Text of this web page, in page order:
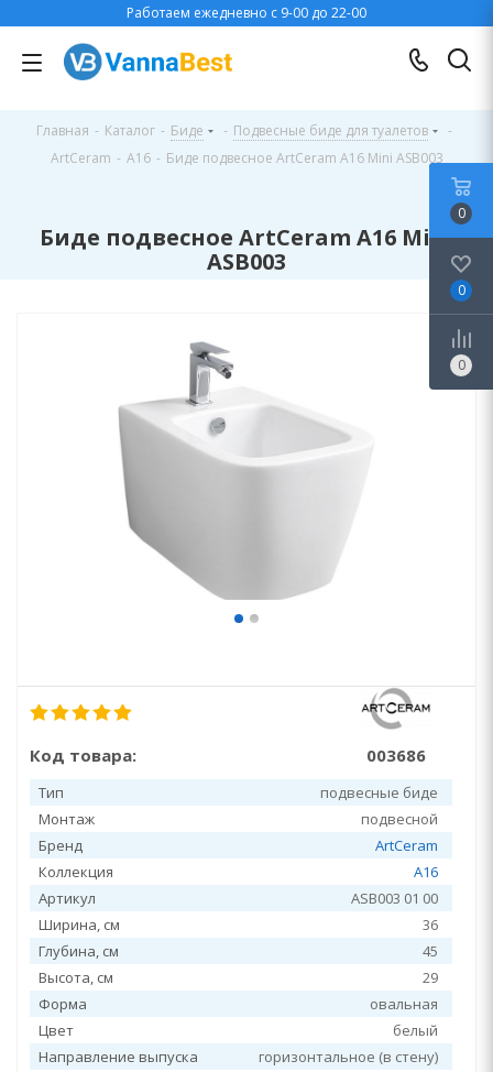
Работаем ежедневно с 9-00 до 22-00
Главная - Каталог - Биде - Подвесные биде для туалетов
-
ArtCeram - A16 - Биде подвесное ArtCeram A16 Mini ASB003
Биде подвесное ArtCeram A16 Mini
ASB003
Код товара: 003686
Тип
подвесные биде
Монтаж
подвесной
Бренд
ArtCeram
Коллекция
A16
Артикул
ASB003 01 00
Ширина, см
36
Глубина, см
45
Высота, см
29
Форма
овальная
Цвет
белый
Направление выпуска
горизонтальное (в стену)
0
0
0